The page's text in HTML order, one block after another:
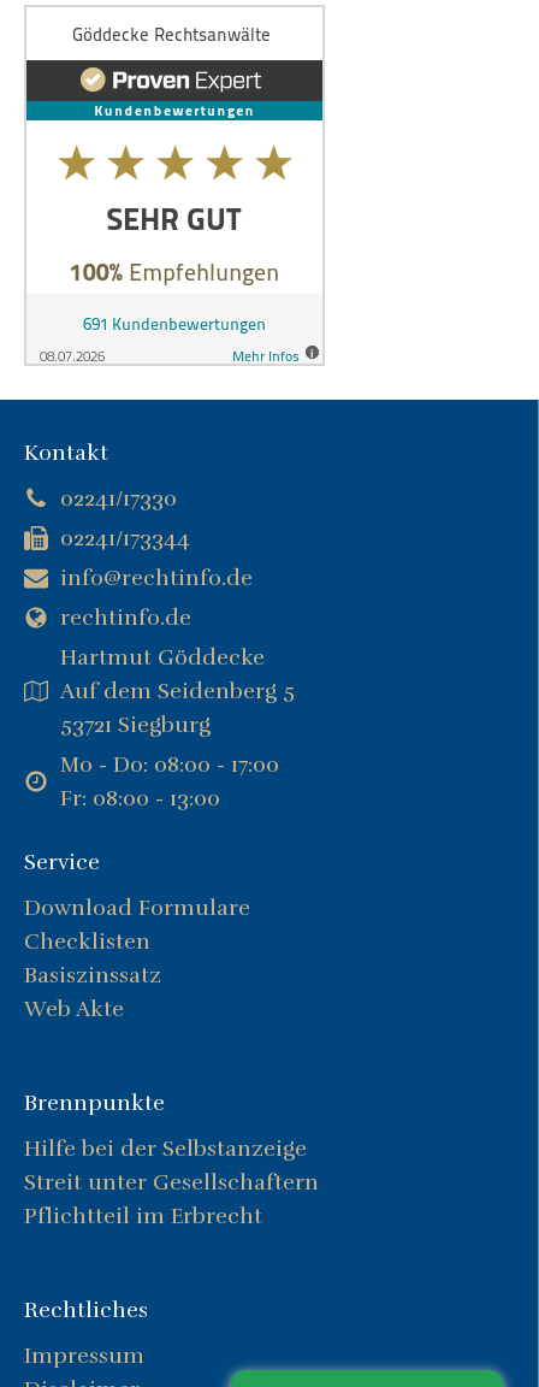
Kontakt
02241/17330
02241/173344
info@rechtinfo.de
rechtinfo.de
Hartmut Göddecke
Auf dem Seidenberg 5
53721 Siegburg
Mo - Do: 08:00 - 17:00
Fr: 08:00 - 13:00
Service
Download Formulare
Checklisten
Basiszinssatz
Web Akte
Brennpunkte
Hilfe bei der Selbstanzeige
Streit unter Gesellschaftern
Pflichtteil im Erbrecht
Rechtliches
Impressum